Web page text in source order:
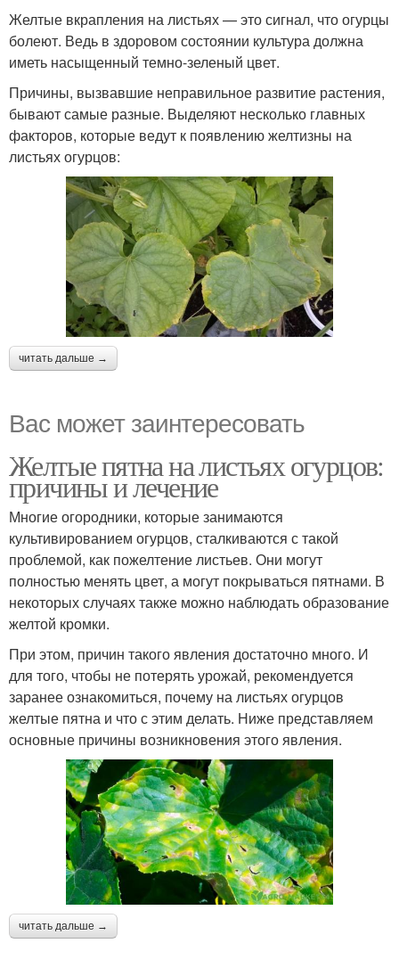
Желтые вкрапления на листьях — это сигнал, что огурцы
болеют. Ведь в здоровом состоянии культура должна
иметь насыщенный темно-зеленый цвет.
Причины, вызвавшие неправильное развитие растения,
бывают самые разные. Выделяют несколько главных
факторов, которые ведут к появлению желтизны на
листьях огурцов:
читать дальше →
Вас может заинтересовать
Желтые пятна на листьях огурцов:
причины и лечение
Многие огородники, которые занимаются
культивированием огурцов, сталкиваются с такой
проблемой, как пожелтение листьев. Они могут
полностью менять цвет, а могут покрываться пятнами. В
некоторых случаях также можно наблюдать образование
желтой кромки.
При этом, причин такого явления достаточно много. И
для того, чтобы не потерять урожай, рекомендуется
заранее ознакомиться, почему на листьях огурцов
желтые пятна и что с этим делать. Ниже представляем
основные причины возникновения этого явления.
читать дальше →